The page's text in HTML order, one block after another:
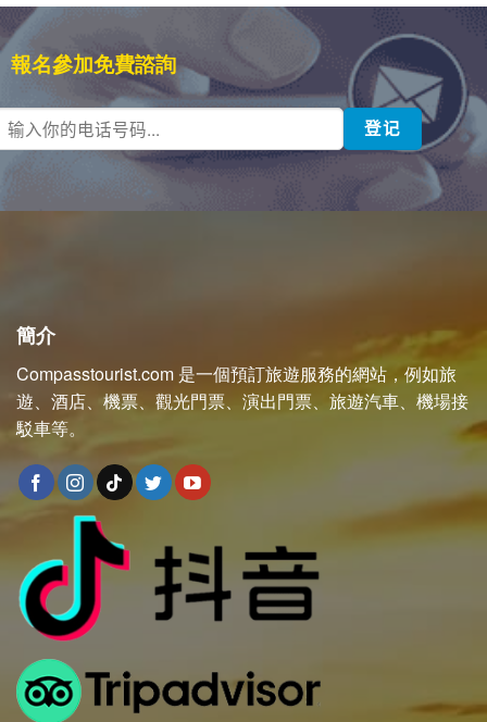
報名參加免費諮詢
簡介
Compasstourist.com 是一個預訂旅遊服務的網站，例如旅
遊、酒店、機票、觀光門票、演出門票、旅遊汽車、機場接
駁車等。